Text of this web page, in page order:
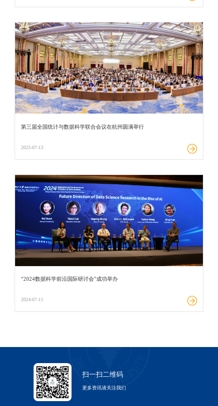
第三届全国统计与数据科学联合会议在杭州圆满举行
2025-07-13
“2024数据科学前沿国际研讨会”成功举办
2024-07-11
扫一扫二维码
更多资讯请关注我们